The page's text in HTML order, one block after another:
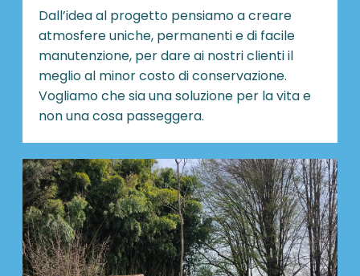
Dall’idea al progetto pensiamo a creare
atmosfere uniche, permanenti e di facile
manutenzione, per dare ai nostri clienti il
meglio al minor costo di conservazione.
Vogliamo che sia una soluzione per la vita e
non una cosa passeggera.